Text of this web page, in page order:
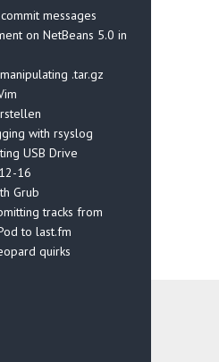
messages
on NetBeans 5.0 in
.tar.gz
with rsyslog
USB Drive
16
Grub
tracks from
to last.fm
quirks